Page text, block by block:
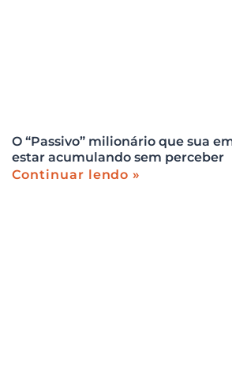
O “Passivo” milionário que sua
estar acumulando sem perceber
Continuar lendo »